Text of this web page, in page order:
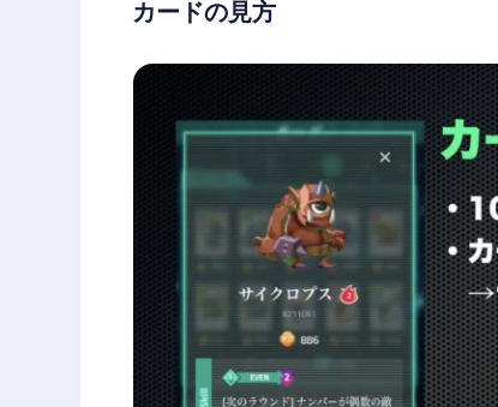
カードの見方